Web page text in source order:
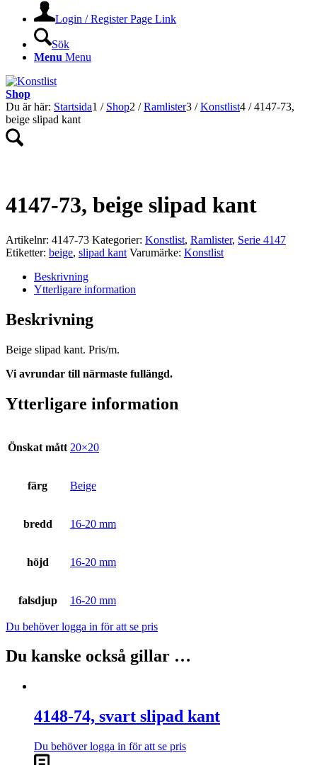
Login / Register Page Link
Sök
Menu Menu
Shop
Du är här: Startsida1 / Shop2 / Ramlister3 / Konstlist4 / 4147-73,
beige slipad kant
4147-73, beige slipad kant
Artikelnr: 4147-73 Kategorier: Konstlist, Ramlister, Serie 4147
Etiketter: beige, slipad kant Varumärke: Konstlist
Beskrivning
Ytterligare information
Beskrivning
Beige slipad kant. Pris/m.
Vi avrundar till närmaste fullängd.
Ytterligare information
Önskat mått 20×20
färg Beige
bredd 16-20 mm
höjd 16-20 mm
falsdjup 16-20 mm
Du behöver logga in för att se pris
Du kanske också gillar …
4148-74, svart slipad kant
Du behöver logga in för att se pris